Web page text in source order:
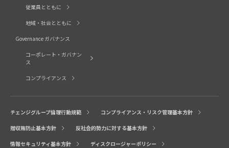
従業員とともに
地域・社会とともに
Governance ガバナンス
コーポレート・ガバナン
ス
コンプライアンス
チェンジグループ倫理行動規範 コンプライアンス・リスク管理基本方針
贈収賄防止基本方針 反社会的勢力に対する基本方針
情報セキュリティ基本方針 ディスクロージャーポリシー